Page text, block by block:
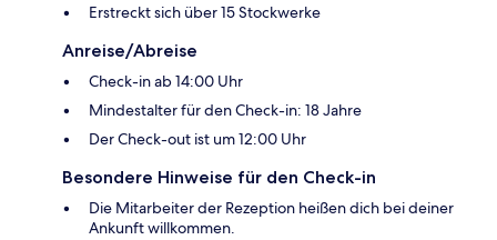
Erstreckt sich über 15 Stockwerke
Anreise/Abreise
Check-in ab 14:00 Uhr
Mindestalter für den Check-in: 18 Jahre
Der Check-out ist um 12:00 Uhr
Besondere Hinweise für den Check-in
Die Mitarbeiter der Rezeption heißen dich bei deiner
Ankunft willkommen.